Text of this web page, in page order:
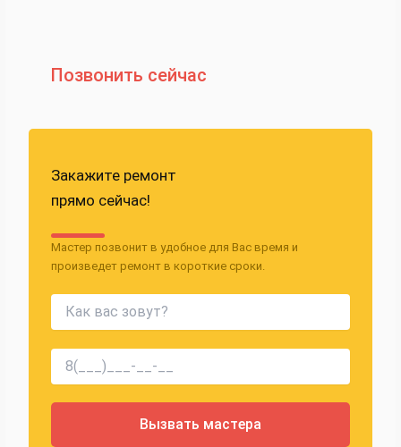
Позвонить сейчас
Закажите ремонт
прямо сейчас!
Мастер позвонит в удобное для Вас время и
произведет ремонт в короткие сроки.